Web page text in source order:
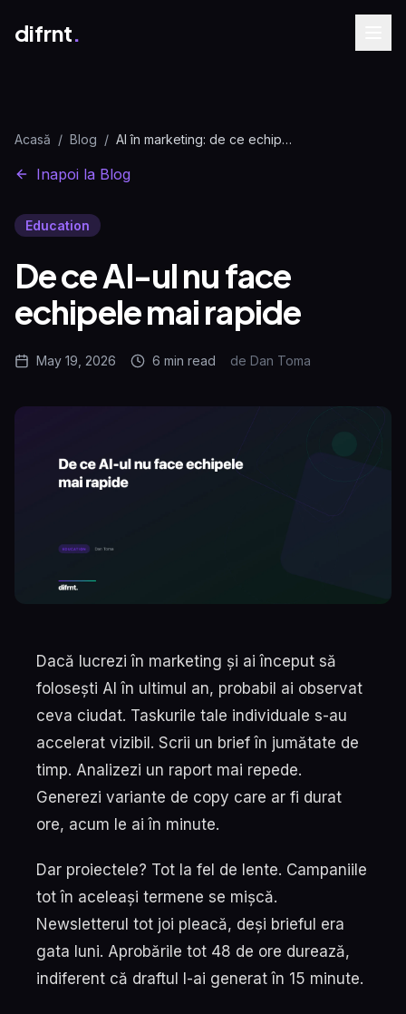
difrnt.
Acasă / Blog / AI în marketing: de ce echipele rămân lente | difrnt.
Inapoi la Blog
Education
De ce AI-ul nu face
echipele mai rapide
May 19, 2026 6 min read de Dan Toma
Dacă lucrezi în marketing și ai început să
folosești AI în ultimul an, probabil ai observat
ceva ciudat. Taskurile tale individuale s-au
accelerat vizibil. Scrii un brief în jumătate de
timp. Analizezi un raport mai repede.
Generezi variante de copy care ar fi durat
ore, acum le ai în minute.
Dar proiectele? Tot la fel de lente. Campaniile
tot în aceleași termene se mișcă.
Newsletterul tot joi pleacă, deși brieful era
gata luni. Aprobările tot 48 de ore durează,
indiferent că draftul l-ai generat în 15 minute.